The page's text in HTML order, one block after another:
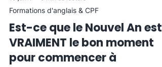
Formations d'anglais & CPF
Est-ce que le Nouvel An est
VRAIMENT le bon moment